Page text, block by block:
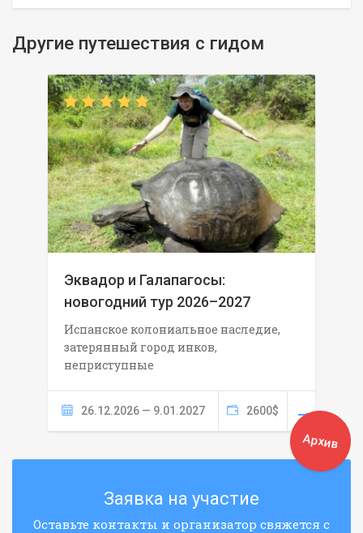
Другие путешествия с гидом
Эквадор и Галапагосы:
новогодний тур 2026–2027
Испанское колониальное наследие,
затерянный город инков,
неприступные
26.12.2026 — 9.01.2027 2600$
Архив
Заявка на участие
Оставьте контакты и организатор свяжется с